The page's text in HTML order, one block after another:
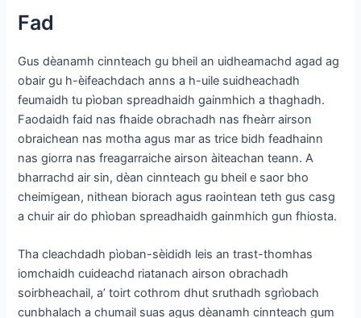
Fad
Gus dèanamh cinnteach gu bheil an uidheamachd agad ag
obair gu h-èifeachdach anns a h-uile suidheachadh
feumaidh tu pìoban spreadhaidh gainmhich a thaghadh.
Faodaidh faid nas fhaide obrachadh nas fheàrr airson
obraichean nas motha agus mar as trice bidh feadhainn
nas giorra nas freagarraiche airson àiteachan teann. A
bharrachd air sin, dèan cinnteach gu bheil e saor bho
cheimigean, nithean biorach agus raointean teth gus casg
a chuir air do phìoban spreadhaidh gainmhich gun fhiosta.
Tha cleachdadh pìoban-sèididh leis an trast-thomhas
iomchaidh cuideachd riatanach airson obrachadh
soirbheachail, a’ toirt cothrom dhut sruthadh sgrìobach
cunbhalach a chumail suas agus dèanamh cinnteach gum